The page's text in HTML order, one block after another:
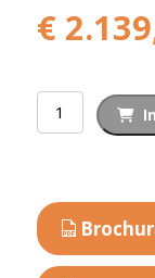
€
Sauna
"Norin"
deur
en
dakkraag